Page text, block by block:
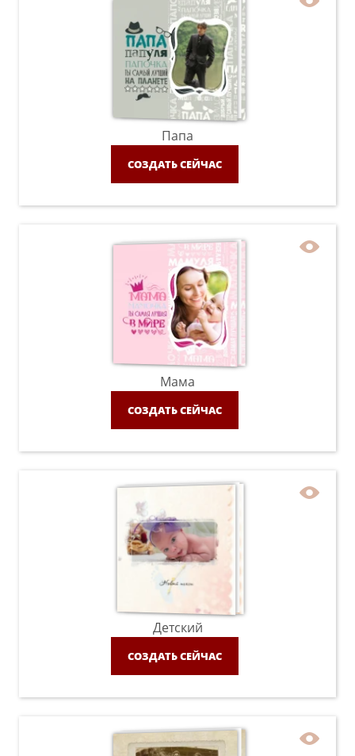
Папа
СОЗДАТЬ СЕЙЧАС
Мама
СОЗДАТЬ СЕЙЧАС
Детский
СОЗДАТЬ СЕЙЧАС